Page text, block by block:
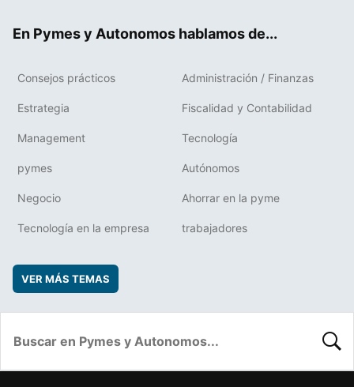
En Pymes y Autonomos hablamos de...
Consejos prácticos Administración / Finanzas
Estrategia Fiscalidad y Contabilidad
Management Tecnología
pymes Autónomos
Negocio Ahorrar en la pyme
Tecnología en la empresa trabajadores
VER MÁS TEMAS